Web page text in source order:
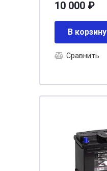
10 000 ₽
В корзину
Сравнить